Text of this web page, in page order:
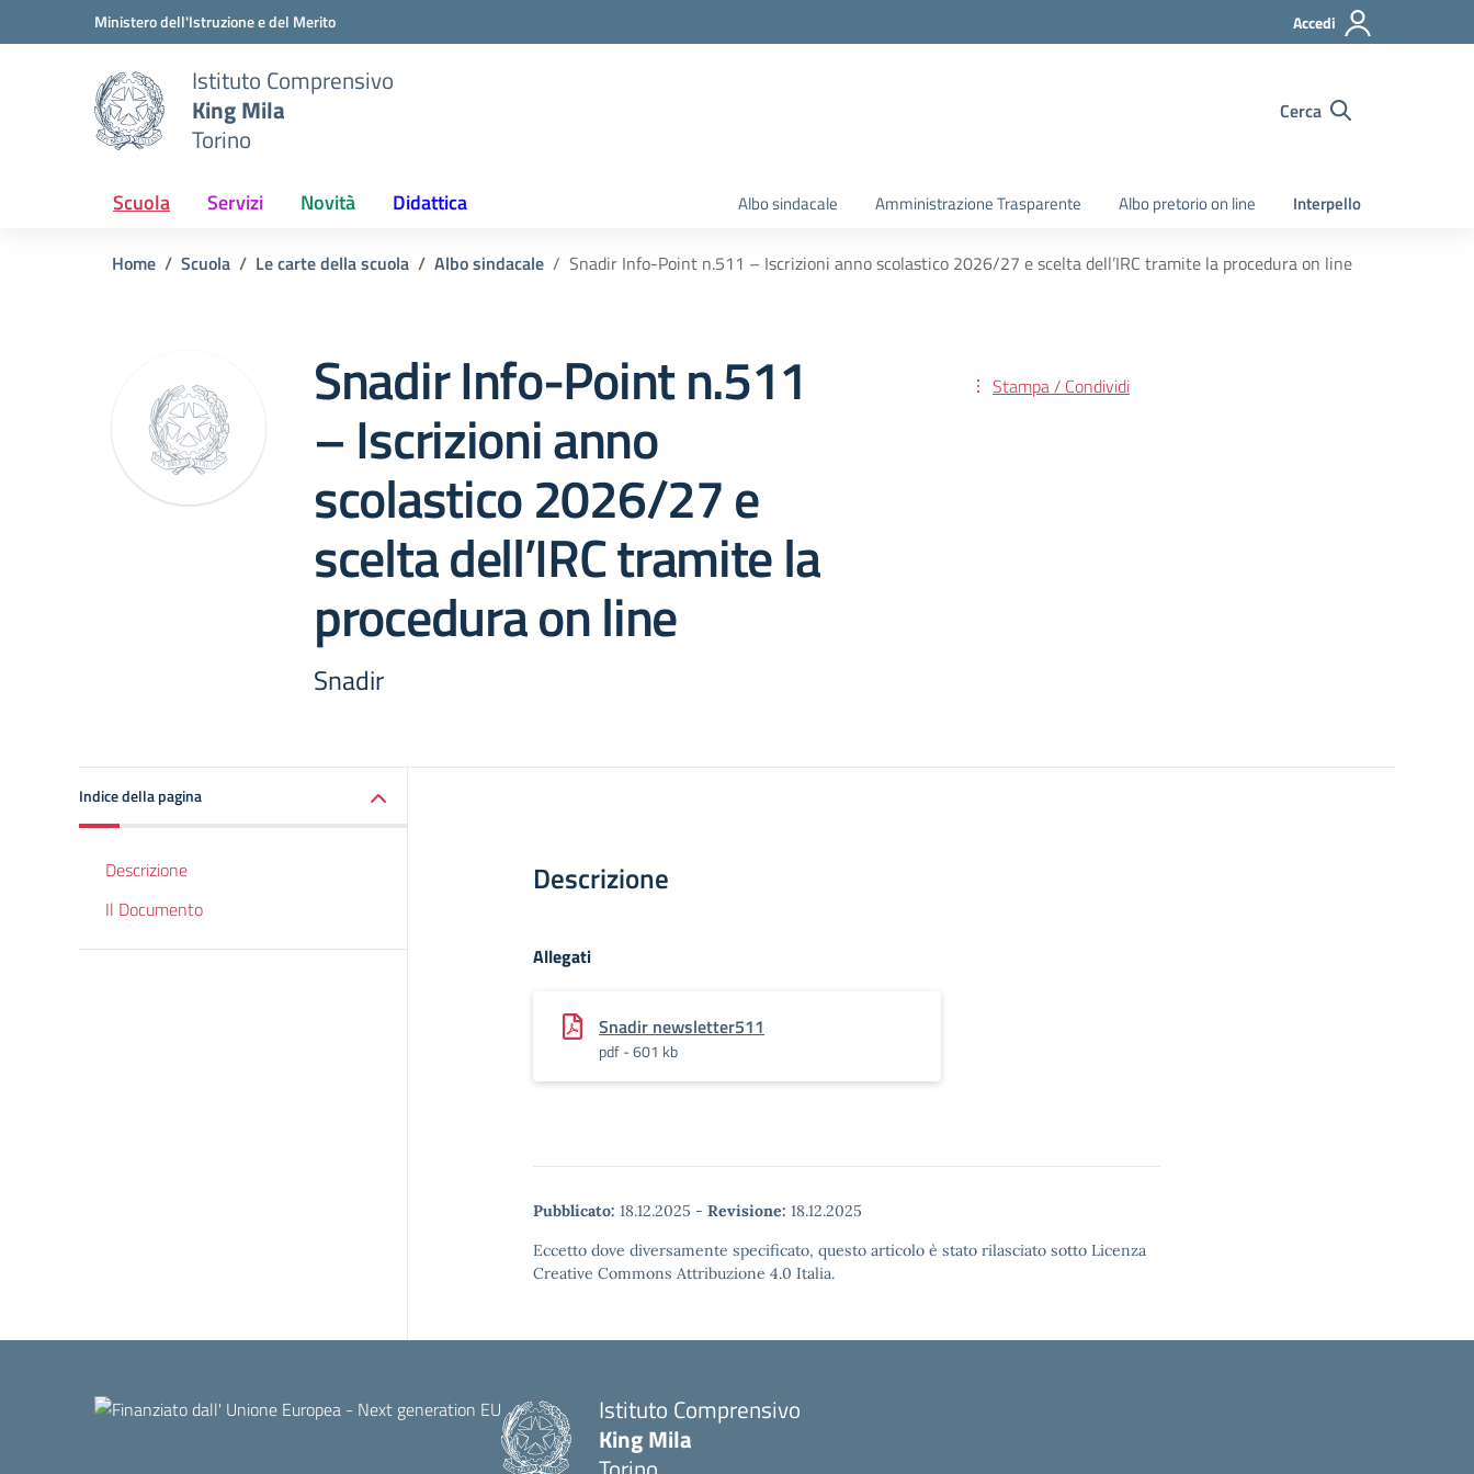
Vai ai contenuti
Vai al menu di navigazioneMinistero dell'Istruzione e del Merito Accedi
Istituto Comprensivo
King Mila
Torino
Cerca
Scuola Servizi Novità Didattica Albo sindacale Amministrazione Trasparente Albo pretorio on line Interpello
Home Scuola Le carte della scuola Albo sindacale Snadir Info-Point n.511 – Iscrizioni anno scolastico 2026/27 e scelta dell’IRC tramite la procedura on line
Snadir Info-Point n.511
– Iscrizioni anno
scolastico 2026/27 e
scelta dell’IRC tramite la
procedura on line
Snadir
Stampa / Condividi
Indice della pagina
Descrizione
Il Documento
Descrizione
Allegati
Snadir newsletter511
pdf - 601 kb
Pubblicato: 18.12.2025 - Revisione: 18.12.2025
Eccetto dove diversamente specificato, questo articolo è stato rilasciato sotto Licenza
Creative Commons Attribuzione 4.0 Italia.
Istituto Comprensivo
King Mila